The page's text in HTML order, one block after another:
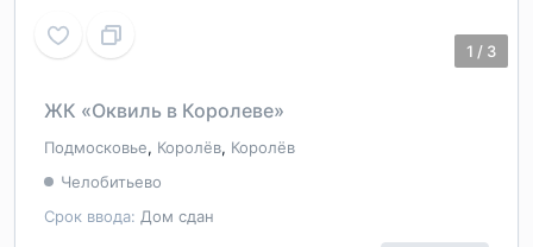
1 / 3
ЖК «Оквиль в Королеве»
Подмосковье, Королёв, Королёв
Срок ввода: Дом сдан
Челобитьево